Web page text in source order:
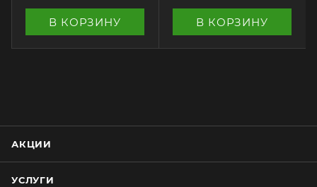
10 900₽/шт 30 900₽/шт